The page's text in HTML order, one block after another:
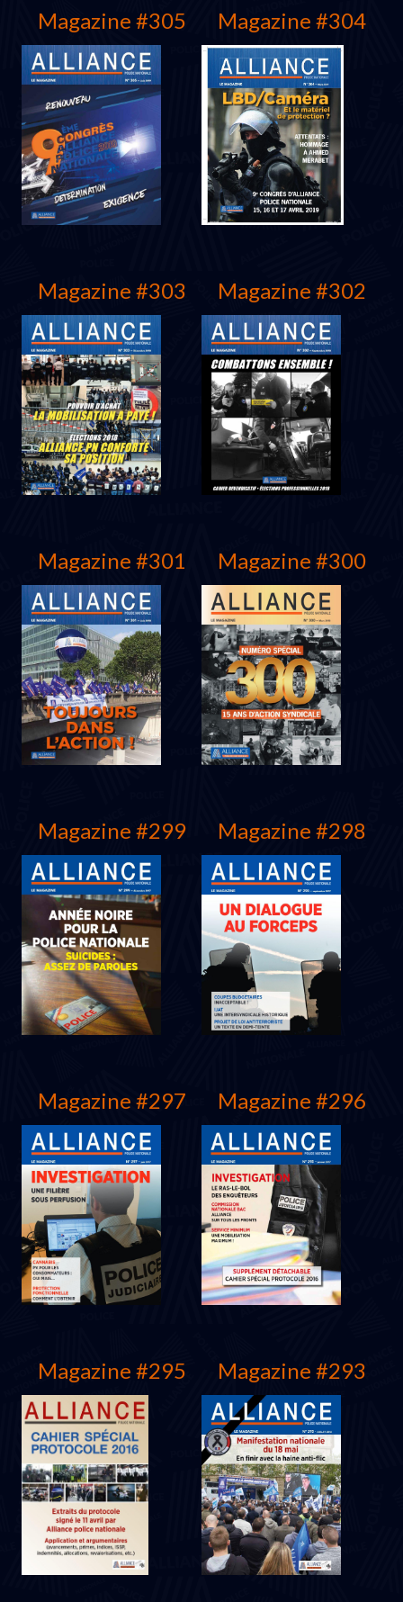
décembre 2019 Septembre 2019
Magazine #305
Juin 2019
Magazine #304
Mars 2019
Magazine #303
Décembre 2018
Magazine #302
Novembre 2018
Magazine #301
Juin 2018
Magazine #300
Mars 2018
Magazine #299
Décembre 2017
Magazine #298
Septembre 2017
Magazine #297
Juin 2017
Magazine #296
Janvier 2017
Magazine #295 Magazine #293